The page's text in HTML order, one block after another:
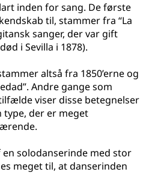
inden for sang. De første
til, stammer fra “La
sanger, der var gift
i Sevilla i 1878).
altså fra 1850’erne og
Andre gange som
viser disse betegnelser
type, der er meget
solodanserinde med stor
meget til, at danserinden